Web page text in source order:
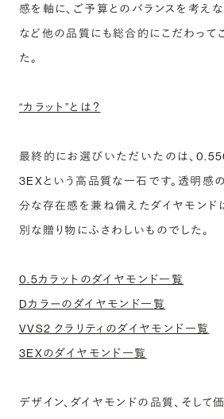
感を軸に、ご予算とのバランスを考え
など他の品質にも総合的にこだわって
た。
“カラット”とは？
最終的にお選びいただいたのは、0.550
3EXという高品質な一石です。透明感
分な存在感を兼ね備えたダイヤモンド
別な贈り物にふさわしいものでした。
0.5カラットのダイヤモンド一覧
Dカラーのダイヤモンド一覧
VVS2 クラリティのダイヤモンド一覧
3EXのダイヤモンド一覧
デザイン、ダイヤモンドの品質、そして